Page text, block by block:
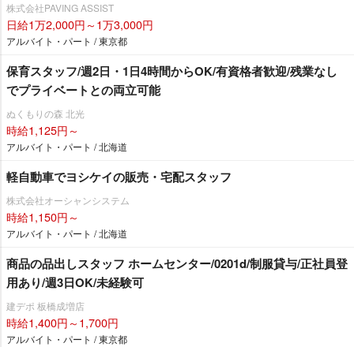
株式会社PAVING ASSIST
日給1万2,000円～1万3,000円
アルバイト・パート / 東京都
保育スタッフ/週2日・1日4時間からOK/有資格者歓迎/残業なし
でプライベートとの両立可能
ぬくもりの森 北光
時給1,125円～
アルバイト・パート / 北海道
軽自動車でヨシケイの販売・宅配スタッフ
株式会社オーシャンシステム
時給1,150円～
アルバイト・パート / 北海道
商品の品出しスタッフ ホームセンター/0201d/制服貸与/正社員登
用あり/週3日OK/未経験可
建デポ 板橋成増店
時給1,400円～1,700円
アルバイト・パート / 東京都